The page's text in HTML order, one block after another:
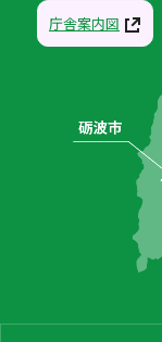
庁舎案内図